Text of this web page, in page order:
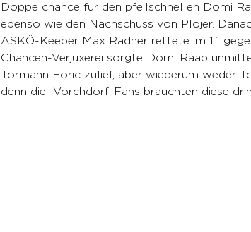
Doppelchance für den pfeilschnellen Domi
ebenso wie den Nachschuss von Plojer.
ASKÖ-Keeper Max Radner rettete im 1:1
Chancen-Verjuxerei sorgte Domi Raab
Tormann Foric zulief, aber wiederum weder
denn die  Vorchdorf-Fans brauchten diese